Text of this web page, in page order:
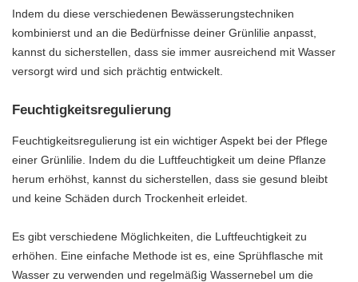
Indem du diese verschiedenen Bewässerungstechniken
kombinierst und an die Bedürfnisse deiner Grünlilie anpasst,
kannst du sicherstellen, dass sie immer ausreichend mit Wasser
versorgt wird und sich prächtig entwickelt.
Feuchtigkeitsregulierung
Feuchtigkeitsregulierung ist ein wichtiger Aspekt bei der Pflege
einer Grünlilie. Indem du die Luftfeuchtigkeit um deine Pflanze
herum erhöhst, kannst du sicherstellen, dass sie gesund bleibt
und keine Schäden durch Trockenheit erleidet.
Es gibt verschiedene Möglichkeiten, die Luftfeuchtigkeit zu
erhöhen. Eine einfache Methode ist es, eine Sprühflasche mit
Wasser zu verwenden und regelmäßig Wassernebel um die